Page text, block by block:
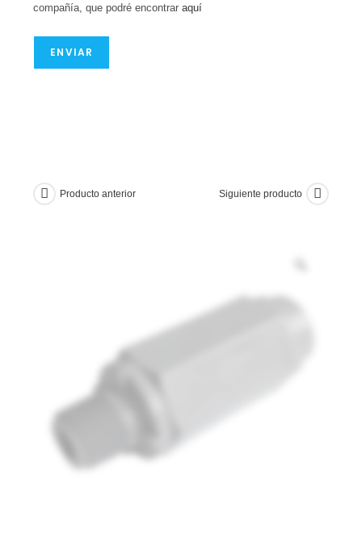
compañía, que podré encontraraquí
ENVIAR
Producto anterior Siguiente producto